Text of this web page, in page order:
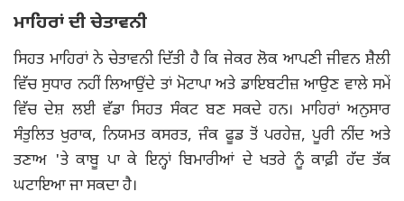
ਮਾਹਿਰਾਂ ਦੀ ਚੇਤਾਵਨੀ
ਸਿਹਤ ਮਾਹਿਰਾਂ ਨੇ ਚੇਤਾਵਨੀ ਦਿੱਤੀ ਹੈ ਕਿ ਜੇਕਰ ਲੋਕ ਆਪਣੀ ਜੀਵਨ ਸ਼ੈਲੀ
ਵਿੱਚ ਸੁਧਾਰ ਨਹੀਂ ਲਿਆਉਂਦੇ ਤਾਂ ਮੋਟਾਪਾ ਅਤੇ ਡਾਇਬਟੀਜ਼ ਆਉਣ ਵਾਲੇ ਸਮੇਂ
ਵਿੱਚ ਦੇਸ਼ ਲਈ ਵੱਡਾ ਸਿਹਤ ਸੰਕਟ ਬਣ ਸਕਦੇ ਹਨ। ਮਾਹਿਰਾਂ ਅਨੁਸਾਰ
ਸੰਤੁਲਿਤ ਖੁਰਾਕ, ਨਿਯਮਤ ਕਸਰਤ, ਜੰਕ ਫੂਡ ਤੋਂ ਪਰਹੇਜ਼, ਪੂਰੀ ਨੀਂਦ ਅਤੇ
ਤਣਾਅ 'ਤੇ ਕਾਬੂ ਪਾ ਕੇ ਇਨ੍ਹਾਂ ਬਿਮਾਰੀਆਂ ਦੇ ਖਤਰੇ ਨੂੰ ਕਾਫ਼ੀ ਹੱਦ ਤੱਕ
ਘਟਾਇਆ ਜਾ ਸਕਦਾ ਹੈ।